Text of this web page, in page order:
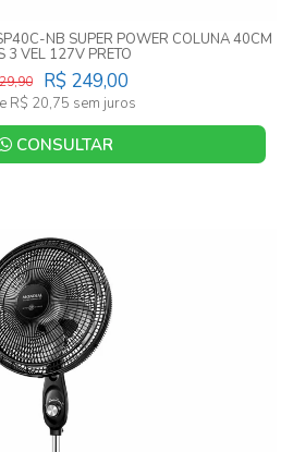
NB SUPER POWER COLUNA 40CM
3 VEL 127V PRETO
R$ 249,00
R$ 20,75 sem juros
CONSULTAR